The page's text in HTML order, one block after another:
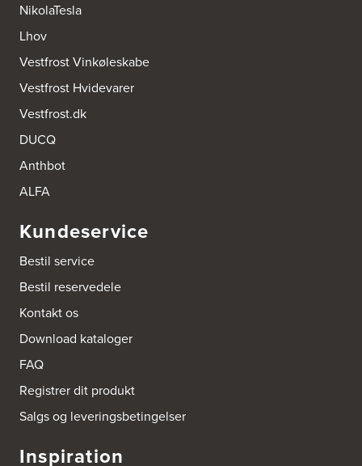
NikolaTesla
Lhov
Vestfrost Vinkøleskabe
Vestfrost Hvidevarer
Vestfrost.dk
DUCQ
Anthbot
ALFA
Kundeservice
Bestil service
Bestil reservedele
Kontakt os
Download kataloger
FAQ
Registrer dit produkt
Salgs og leveringsbetingelser
Inspiration